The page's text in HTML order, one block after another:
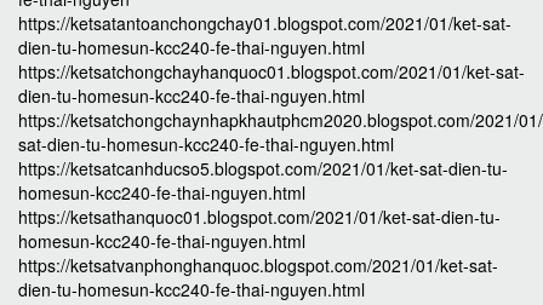
https://ketsatantoanchongchay01.blogspot.com/2021/01/ket-sat-
dien-tu-homesun-kcc240-fe-thai-nguyen.html
https://ketsatchongchayhanquoc01.blogspot.com/2021/01/ket-sat-
dien-tu-homesun-kcc240-fe-thai-nguyen.html
https://ketsatchongchaynhapkhautphcm2020.blogspot.com/2021/
sat-dien-tu-homesun-kcc240-fe-thai-nguyen.html
https://ketsatcanhducso5.blogspot.com/2021/01/ket-sat-dien-tu-
homesun-kcc240-fe-thai-nguyen.html
https://ketsathanquoc01.blogspot.com/2021/01/ket-sat-dien-tu-
homesun-kcc240-fe-thai-nguyen.html
https://ketsatvanphonghanquoc.blogspot.com/2021/01/ket-sat-
dien-tu-homesun-kcc240-fe-thai-nguyen.html